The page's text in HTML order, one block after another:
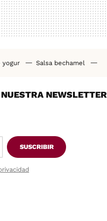
yogur
Salsa bechamel
NEWSLETTER
SUSCRIBIR